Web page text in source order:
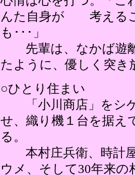
んた自身が 考える
も･･･」
先輩は、なかば遊
たように、優しく突き
○ひとり住まい
「小川商店」をシゲ
せ、織り機１台を据
る。
本村庄兵衛、時計屋
ウメ、そして30年来